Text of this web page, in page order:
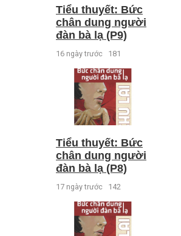
Tiểu thuyết: Bức
chân dung người
đàn bà lạ (P9)
16 ngày trước 181
Tiểu thuyết: Bức
chân dung người
đàn bà lạ (P8)
17 ngày trước 142